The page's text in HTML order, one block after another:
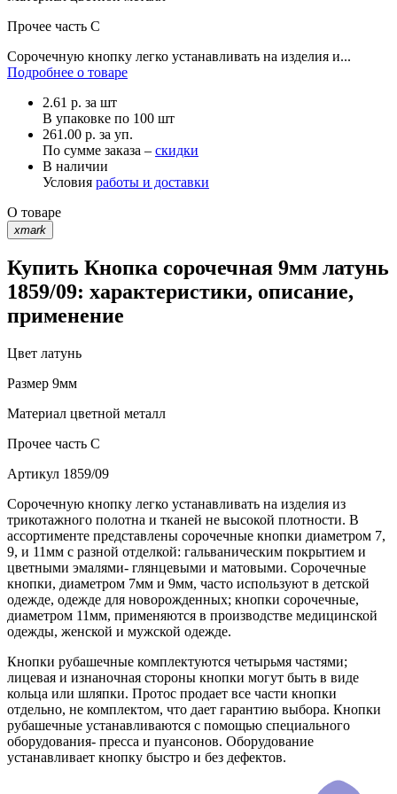
Прочее часть С
Сорочечную кнопку легко устанавливать на изделия и...
Подробнее о товаре
2.61 р. за шт
В упаковке по 100 шт
261.00 р. за уп.
По сумме заказа – скидки
В наличии
Условия работы и доставки
О товаре
xmark
Купить Кнопка сорочечная 9мм латунь
1859/09: характеристики, описание,
применение
Цвет латунь
Размер 9мм
Материал цветной металл
Прочее часть С
Артикул 1859/09
Сорочечную кнопку легко устанавливать на изделия из
трикотажного полотна и тканей не высокой плотности. В
ассортименте представлены сорочечные кнопки диаметром 7,
9, и 11мм с разной отделкой: гальваническим покрытием и
цветными эмалями- глянцевыми и матовыми. Сорочечные
кнопки, диаметром 7мм и 9мм, часто используют в детской
одежде, одежде для новорожденных; кнопки сорочечные,
диаметром 11мм, применяются в производстве медицинской
одежды, женской и мужской одежде.
Кнопки рубашечные комплектуются четырьмя частями;
лицевая и изнаночная стороны кнопки могут быть в виде
кольца или шляпки. Протос продает все части кнопки
отдельно, не комплектом, что дает гарантию выбора. Кнопки
рубашечные устанавливаются с помощью специального
оборудования- пресса и пуансонов. Оборудование
устанавливает кнопку быстро и без дефектов.